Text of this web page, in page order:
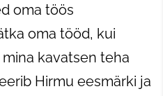
oma töös
oma tööd, kui
kavatsen teha
Hirmu eesmärki ja